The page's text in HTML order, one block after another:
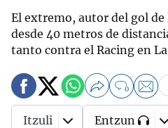
El extremo, autor del gol
desde 40 metros de
tanto contra el Racing en
0
Itzuli Entzun